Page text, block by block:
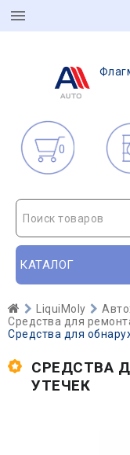
0
Поиск товаров
КАТАЛОГ
LiquiMoly
Средства для
Средства для
СРЕДСТВА
УТЕЧЕК